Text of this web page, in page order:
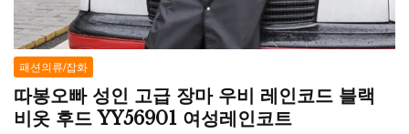
패션의류/잡화
따봉오빠 성인 고급 장마 우비 레인코드 블랙
비옷 후드 YY56901 여성레인코트